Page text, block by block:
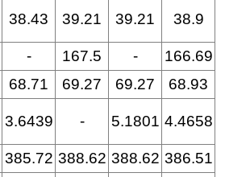
38.43 39.21 39.21 38.9
- 167.5 -
166.69
68.71 69.27 69.27
68.93
3.6439 - 5.1801 4.4658
385.72 388.62 388.62 386.51